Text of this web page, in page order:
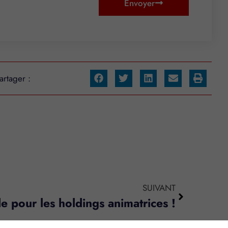
Personnalisez vos préférences pour
Envoyer
:
SUIVANT
pour les holdings animatrices !